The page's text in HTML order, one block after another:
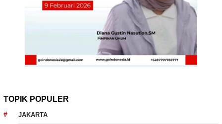
TOPIK POPULER
JAKARTA